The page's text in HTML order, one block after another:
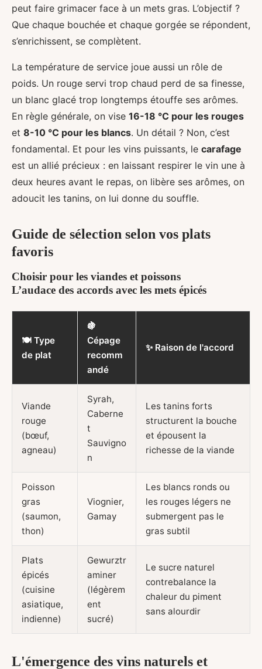
peut faire grimacer face à un mets gras. L’objectif ?
Que chaque bouchée et chaque gorgée se répondent,
s’enrichissent, se complètent.
La température de service joue aussi un rôle de
poids. Un rouge servi trop chaud perd de sa finesse,
un blanc glacé trop longtemps étouffe ses arômes.
En règle générale, on vise 16-18 °C pour les rouges
et 8-10 °C pour les blancs. Un détail ? Non, c’est
fondamental. Et pour les vins puissants, le carafage
est un allié précieux : en laissant respirer le vin une à
deux heures avant le repas, on libère ses arômes, on
adoucit les tanins, on lui donne du souffle.
Guide de sélection selon vos plats
favoris
Choisir pour les viandes et poissons
L’audace des accords avec les mets épicés
🍽️ Type
de plat
🍇
Cépage
recomm
andé
✨ Raison de l'accord
Viande
rouge
(bœuf,
agneau)
Syrah,
Caberne
t
Sauvigno
n
Les tanins forts
structurent la bouche
et épousent la
richesse de la viande
Poisson
gras
(saumon,
thon)
Viognier,
Gamay
Les blancs ronds ou
les rouges légers ne
submergent pas le
gras subtil
Plats
épicés
(cuisine
asiatique,
indienne)
Gewurztr
aminer
(légèrem
ent
sucré)
Le sucre naturel
contrebalance la
chaleur du piment
sans alourdir
L'émergence des vins naturels et